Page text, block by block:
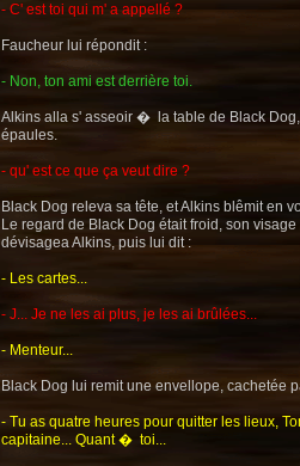
- C' est toi qui m' a appellé ?
Faucheur lui répondit :
- Non, ton ami est derrière toi.
Alkins alla s' asseoir � la table de Black
épaules.
- qu' est ce que ça veut dire ?
Black Dog releva sa tête, et Alkins blêmit en
Le regard de Black Dog était froid, son
dévisagea Alkins, puis lui dit :
- Les cartes...
- J... Je ne les ai plus, je les ai brûlées...
- Menteur...
Black Dog lui remit une envellope, cachetée
- Tu as quatre heures pour quitter les lieux,
capitaine... Quant � toi...